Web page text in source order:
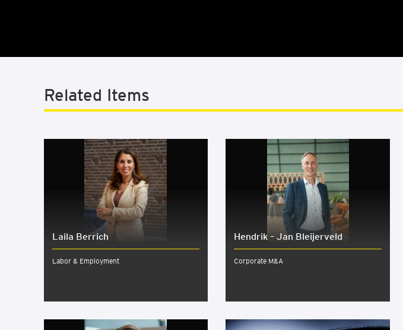
Related Items
Laila Berrich
Labor & Employment
Hendrik – Jan Bleijerveld
Corporate M&A